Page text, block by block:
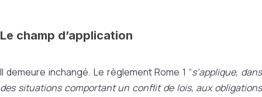
Le champ d’application
Il demeure inchangé. Le règlement Rome 1 “s’applique, dans
des situations comportant un conflit de lois, aux obligations